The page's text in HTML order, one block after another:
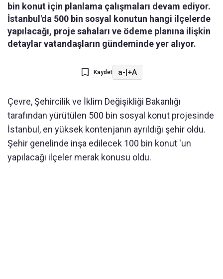
bin konut için planlama çalışmaları devam ediyor.
İstanbul'da 500 bin sosyal konutun hangi ilçelerde
yapılacağı, proje sahaları ve ödeme planına ilişkin
detaylar vatandaşların gündeminde yer alıyor.
Kaydet a-|+A
Çevre, Şehircilik ve İklim Değişikliği Bakanlığı
tarafından yürütülen 500 bin sosyal konut projesinde
İstanbul, en yüksek kontenjanın ayrıldığı şehir oldu.
Şehir genelinde inşa edilecek 100 bin konut 'un
yapılacağı ilçeler merak konusu oldu.